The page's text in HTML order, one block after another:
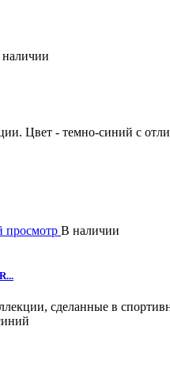
Цвет - темно-синий с
просмотр В наличии
сделанные в